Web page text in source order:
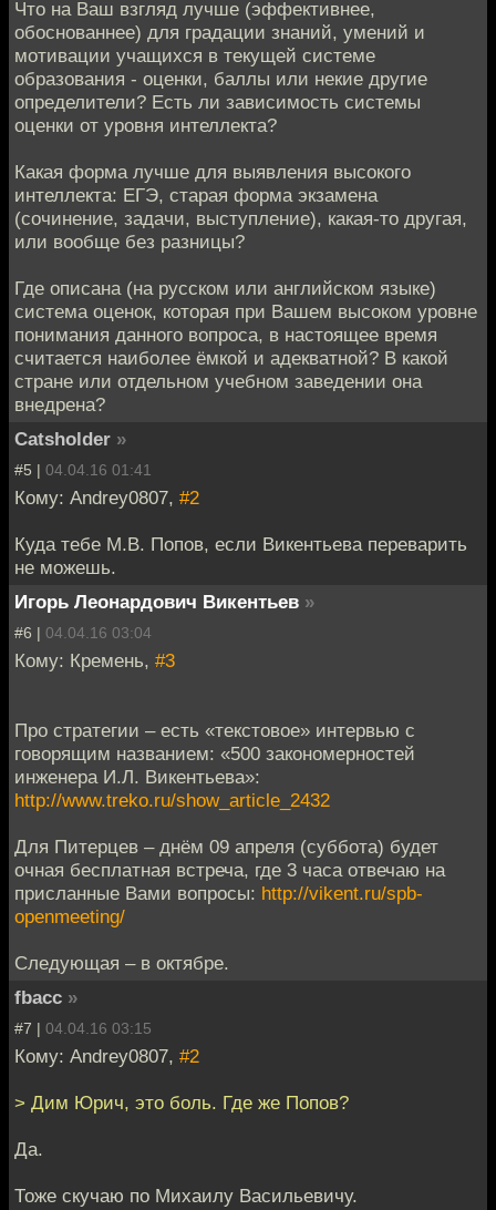
Что на Ваш взгляд лучше (эффективнее,
обоснованнее) для градации знаний, умений и
мотивации учащихся в текущей системе
образования - оценки, баллы или некие другие
определители? Есть ли зависимость системы
оценки от уровня интеллекта?
Какая форма лучше для выявления высокого
интеллекта: ЕГЭ, старая форма экзамена
(сочинение, задачи, выступление), какая-то другая,
или вообще без разницы?
Где описана (на русском или английском языке)
система оценок, которая при Вашем высоком уровне
понимания данного вопроса, в настоящее время
считается наиболее ёмкой и адекватной? В какой
стране или отдельном учебном заведении она
внедрена?
Catsholder »
#5 | 04.04.16 01:41
Кому: Andrey0807, #2
Куда тебе М.В. Попов, если Викентьева переварить
не можешь.
Игорь Леонардович Викентьев »
#6 | 04.04.16 03:04
Кому: Кремень, #3
Про стратегии – есть «текстовое» интервью с
говорящим названием: «500 закономерностей
инженера И.Л. Викентьева»:
http://www.treko.ru/show_article_2432
Для Питерцев – днём 09 апреля (суббота) будет
очная бесплатная встреча, где 3 часа отвечаю на
присланные Вами вопросы: http://vikent.ru/spb-
openmeeting/
Следующая – в октябре.
fbacc »
#7 | 04.04.16 03:15
Кому: Andrey0807, #2
> Дим Юрич, это боль. Где же Попов?
Да.
Тоже скучаю по Михаилу Васильевичу.